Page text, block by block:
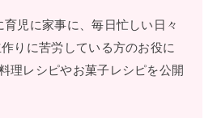
児に家事に、毎日忙しい日々
りに苦労している方のお役に
理レシピやお菓子レシピを公開